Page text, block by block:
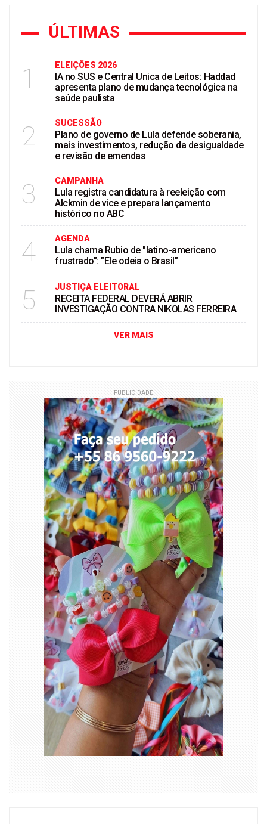
ÚLTIMAS
1 ELEIÇÖES 2026
IA no SUS e Central Única de Leitos: Haddad
apresenta plano de mudança tecnológica na
saúde paulista
2 SUCESSÃO
Plano de governo de Lula defende soberania,
mais investimentos, redução da desigualdade
e revisão de emendas
3 CAMPANHA
Lula registra candidatura à reeleição com
Alckmin de vice e prepara lançamento
histórico no ABC
4 AGENDA
Lula chama Rubio de "latino-americano
frustrado": "Ele odeia o Brasil"
5 JUSTIÇA ELEITORAL
RECEITA FEDERAL DEVERÁ ABRIR
INVESTIGAÇÃO CONTRA NIKOLAS FERREIRA
VER MAIS
PUBLICIDADE